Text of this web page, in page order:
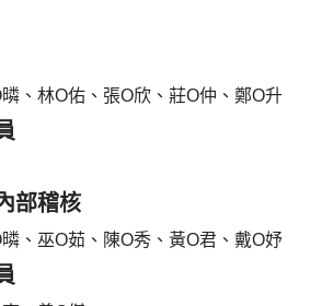
、林O佑、張O欣、莊O仲、鄭O升
部稽核
、巫O茹、陳O秀、黃O君、戴O妤